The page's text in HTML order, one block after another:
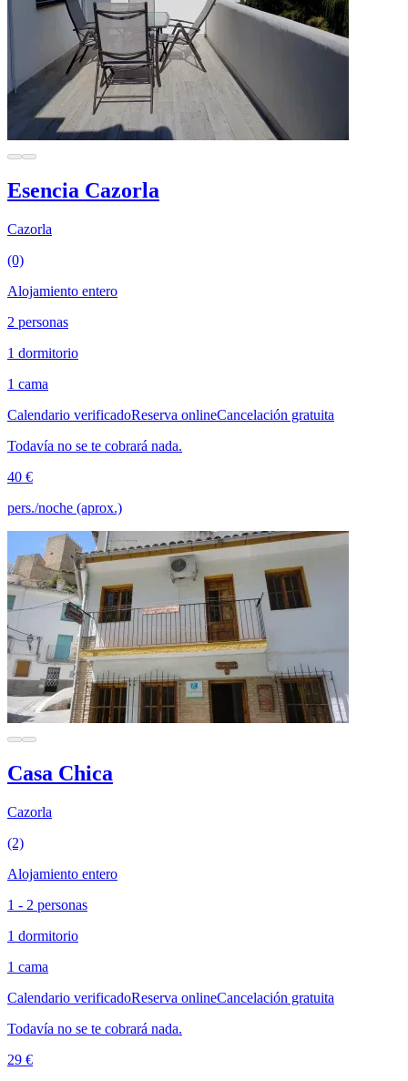
Esencia Cazorla
Cazorla
(0)
Alojamiento entero
2 personas
1 dormitorio
1 cama
Calendario verificadoReserva onlineCancelación gratuita
Todavía no se te cobrará nada.
40 €
pers./noche (aprox.)
Casa Chica
Cazorla
(2)
Alojamiento entero
1 - 2 personas
1 dormitorio
1 cama
Calendario verificadoReserva onlineCancelación gratuita
Todavía no se te cobrará nada.
29 €